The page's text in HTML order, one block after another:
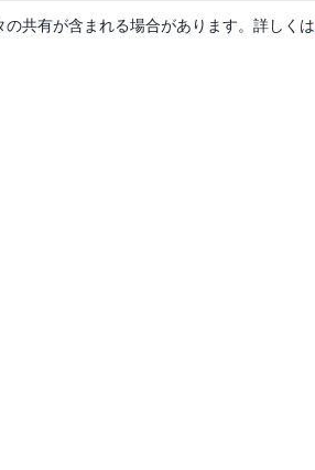
共有が含まれる場合があります。詳しくは